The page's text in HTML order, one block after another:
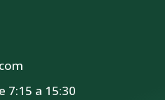
7:15 a 15:30